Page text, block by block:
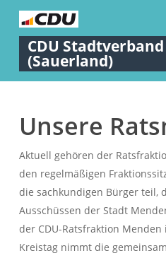
content
Unsere
Aktuell gehören der
den regelmäßigen
die sachkundigen Bürger teil,
Ausschüssen der Stadt
der CDU-Ratsfraktion
Kreistag nimmt die